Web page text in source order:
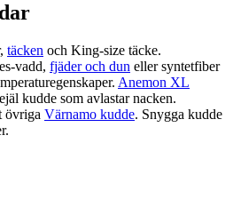
täcken och King-size täcke.
vadd, fjäder och dun eller syntetfiber
Anemon XL
kudde som avlastar nacken.
övriga Värnamo kudde. Snygga kudde